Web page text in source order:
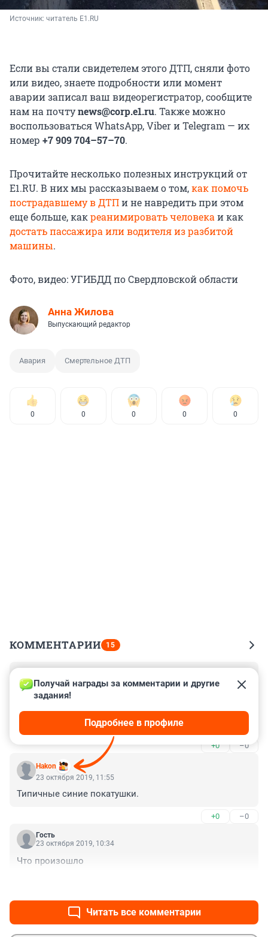
Источник: читатель E1.RU
Если вы стали свидетелем этого ДТП, сняли фото
или видео, знаете подробности или момент
аварии записал ваш видеорегистратор, сообщите
нам на почтуnews@corp.e1.ru. Также можно
воспользоваться WhatsApp, Viber и Telegram — их
номер +7 909 704–57–70.
Прочитайте несколько полезных инструкций от
E1.RU. В них мы рассказываем о том,как помочь
пострадавшему в ДТПи не навредить при этом
еще больше, какреанимировать человека и как
достать пассажира или водителя из разбитой
машины.
Фото, видео: УГИБДД по Свердловской области
Анна Жилова
Выпускающий редактор
Авария Смертельное ДТП
0 0 0 0 0
КОММЕНТАРИИ 15
24 октября 2019, 21:45
Ну вы и г...но.... уважаемые комментаторы.....а между
прочим девочки были умницы и красавицы из
хороших семей!
Очень их жаль...
Павел З. р.п.Пышма
+0 –0
Hakon
Получай награды за комментарии и другие
задания!
Подробнее в профиле
23 октября 2019, 11:55
Типичные синие покатушки.
+0 –0
Гость
23 октября 2019, 10:34
Что произошло
Читать все комментарии